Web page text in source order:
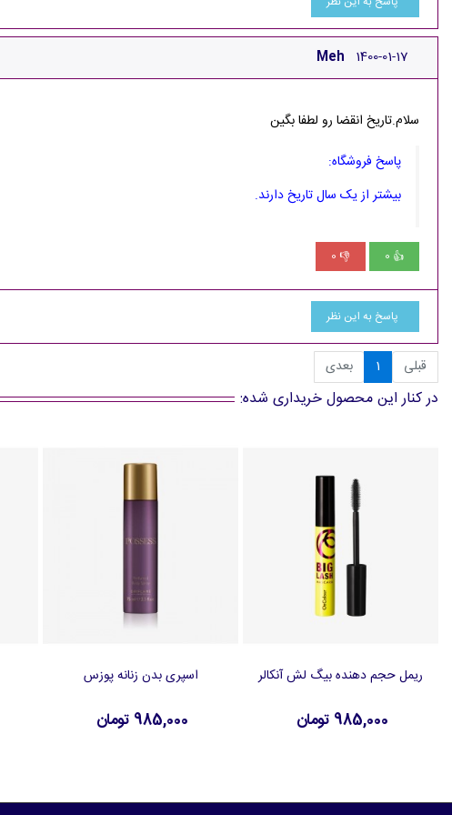
Meh 1400-01-17
سلام.تاریخ انقضا رو لطفا بگین
پاسخ فروشگاه:
بیشتر از یک سال تاریخ دارند.
👍
0
👎
0
پاسخ به این نظر
قبلی 1 بعدی
در کنار این محصول خریداری شده:
افزودن به سبد خرید
ریمل حجم دهنده بیگ لش آنکالر
985,000 تومان
افزودن به سبد خرید
اسپری بدن زنانه پوزس
985,000 تومان